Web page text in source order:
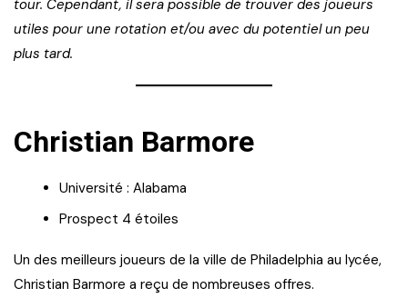
tour. Cependant, il sera possible de trouver des joueurs
utiles pour une rotation et/ou avec du potentiel un peu
plus tard.
Christian Barmore
Université : Alabama
Prospect 4 étoiles
Un des meilleurs joueurs de la ville de Philadelphia au lycée,
Christian Barmore a reçu de nombreuses offres.